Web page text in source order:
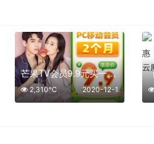
芒果TV会员9.9元买一送一=2个月
2020-12-1
2,310℃